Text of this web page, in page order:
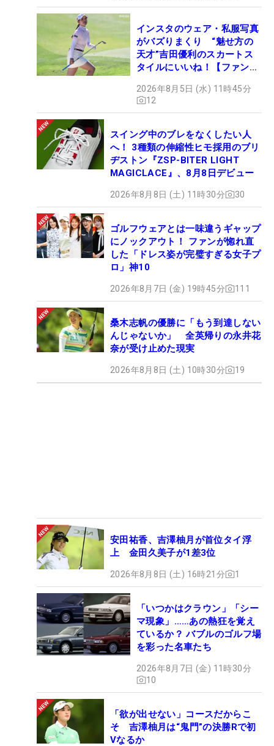
インスタのウェア・私服写真
がバズりまくり “魅せ方の
天才”吉田優利のスカートス
タイルにいいね！【ファンが
2026年8月5日 (水) 11時45分
12
スイング中のブレをなくしたい人
へ！ 3種類の伸縮性ヒモ採用のブリ
ヂストン『ZSP-BITER LIGHT
MAGICLACE』、8月8日デビュー
2026年8月8日 (土) 11時30分 30
ゴルフウェアとは一味違うギャップ
にノックアウト！ ファンが惚れ直
した「ドレス姿が完璧すぎる女子プ
ロ」神10
2026年8月7日 (金) 19時45分 111
桑木志帆の優勝に「もう到達しない
んじゃないか」 全英帰りの永井花
奈が受け止めた現実
2026年8月8日 (土) 10時30分 19
安田祐香、吉澤柚月が首位タイ浮
上 金田久美子が1差3位
2026年8月8日 (土) 16時21分 1
「いつかはクラウン」「シー
マ現象」……あの熱狂を覚え
ているか？ バブルのゴルフ場
を彩った名車たち
2026年8月7日 (金) 11時30分
10
「欲が出せない」コースだからこ
そ 吉澤柚月は“鬼門”の決勝Rで初
Vなるか